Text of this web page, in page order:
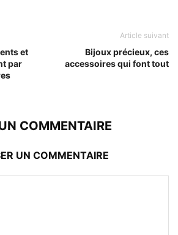
et
par
Article suivant
Bijoux précieux, ces
accessoires qui font tout
COMMENTAIRE
UN COMMENTAIRE